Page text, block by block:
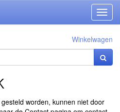
Winkelwagen
worden, kunnen niet door